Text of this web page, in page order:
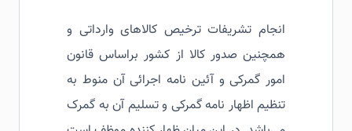
انجام تشریفات ترخیص کالاهای وارداتی و
همچنین صدور کالا از کشور براساس قانون
امور گمرکی و آئین نامه اجرائی آن منوط به
تنظیم اظهار نامه گمرکی و تسلیم آن به گمرک